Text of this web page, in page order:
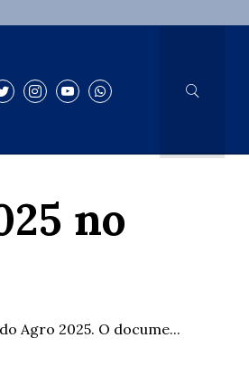
no
Agro 2025. O docume...